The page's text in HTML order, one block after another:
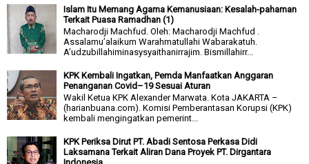
Islam Itu Memang Agama Kemanusiaan: Kesalah-pahaman
Terkait Puasa Ramadhan (1)
Macharodji Machfud. Oleh: Macharodji Machfud .
Assalamu’alaikum Warahmatullahi Wabarakatuh.
A’udzubillahiminasysyaithanirrajim. Bismillahirr...
KPK Kembali Ingatkan, Pemda Manfaatkan Anggaran
Penanganan Covid–19 Sesuai Aturan
Wakil Ketua KPK Alexander Marwata. Kota JAKARTA –
(harianbuana.com). Komisi Pemberantasan Korupsi (KPK)
kembali mengingatkan pemerint...
KPK Periksa Dirut PT. Abadi Sentosa Perkasa Didi
Laksamana Terkait Aliran Dana Proyek PT. Dirgantara